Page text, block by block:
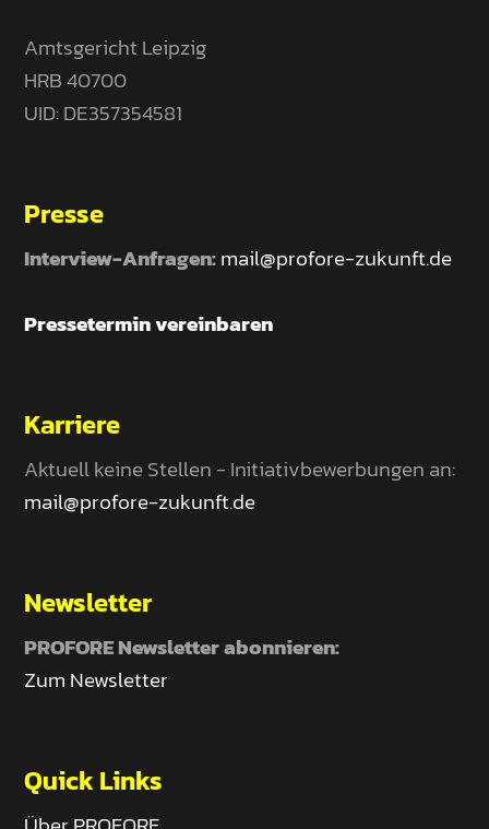
Amtsgericht Leipzig
HRB 40700
UID: DE357354581
Presse
Interview-Anfragen:mail@profore-zukunft.de
Pressetermin vereinbaren
Karriere
Aktuell keine Stellen - Initiativbewerbungen an:
mail@profore-zukunft.de
Newsletter
PROFORE Newsletter abonnieren:
Zum Newsletter
Quick Links